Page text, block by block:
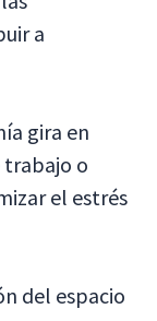
a
gira en
trabajo o
el estrés
del espacio